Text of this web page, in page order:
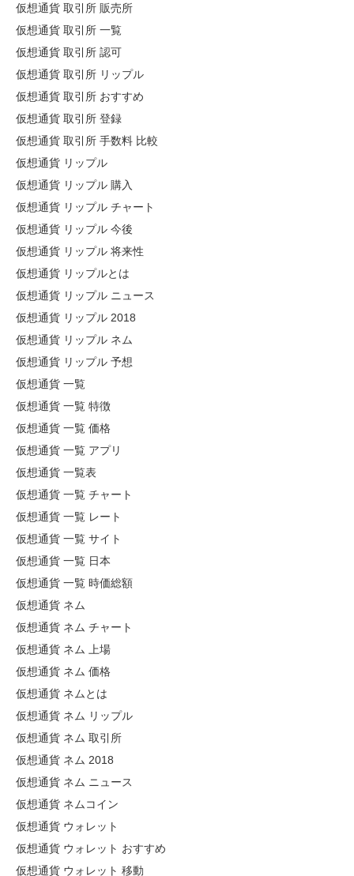
仮想通貨 取引所 販売所
仮想通貨 取引所 一覧
仮想通貨 取引所 認可
仮想通貨 取引所 リップル
仮想通貨 取引所 おすすめ
仮想通貨 取引所 登録
仮想通貨 取引所 手数料 比較
仮想通貨 リップル
仮想通貨 リップル 購入
仮想通貨 リップル チャート
仮想通貨 リップル 今後
仮想通貨 リップル 将来性
仮想通貨 リップルとは
仮想通貨 リップル ニュース
仮想通貨 リップル 2018
仮想通貨 リップル ネム
仮想通貨 リップル 予想
仮想通貨 一覧
仮想通貨 一覧 特徴
仮想通貨 一覧 価格
仮想通貨 一覧 アプリ
仮想通貨 一覧表
仮想通貨 一覧 チャート
仮想通貨 一覧 レート
仮想通貨 一覧 サイト
仮想通貨 一覧 日本
仮想通貨 一覧 時価総額
仮想通貨 ネム
仮想通貨 ネム チャート
仮想通貨 ネム 上場
仮想通貨 ネム 価格
仮想通貨 ネムとは
仮想通貨 ネム リップル
仮想通貨 ネム 取引所
仮想通貨 ネム 2018
仮想通貨 ネム ニュース
仮想通貨 ネムコイン
仮想通貨 ウォレット
仮想通貨 ウォレット おすすめ
仮想通貨 ウォレット 移動